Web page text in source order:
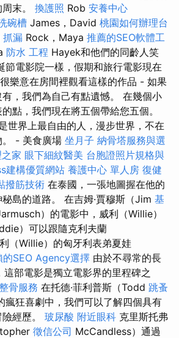
末。 換護照 Rob 安養中心
碗槽 James，David 桃園如何辦理台
抓漏 Rock，Maya 推薦的SEO軟體工
防水 工程 Hayek和他們的同齡人笑
節電影院一樣，假期和旅行電影現在
樂意在房間裡觀看這樣的作品 - 如果
，我們為自己有點遺憾。 在幾個小
點，我們現在將五個帶給您五個。
世界上最自由的人，漫步世界，不在
。 - 美食廣場 坐月子 納骨塔服務與選
家 眼下細紋醫美 台胞證照片規格與
建構優質網站 養護中心 單人房 復健
撥筋技術 在泰國，一張地圖握在他的
島的道路。 在吉姆·賈穆斯（Jim 基
）的電影中，威利（Willie）
）可以跟隨克利夫蘭
（Willie）的匈牙利表弟夏娃
的SEO Agency選擇 由於不尋常的長
部電影是獨立電影界的里程碑之
骨服務 在托德·菲利普斯（Todd 跳蚤
瘋狂喜劇中，我們可以了解四個具有
經歷。 玻尿酸 附近眼科 克里斯托弗
徵信公司 McCandless）通過